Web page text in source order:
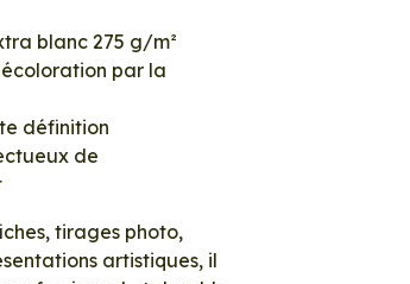
blanc 275 g/m²
par la
définition
de
tirages photo,
artistiques, il